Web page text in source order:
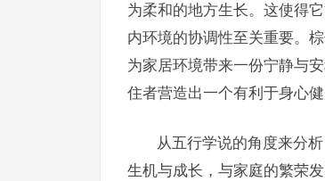
为柔和的地方生长。这使得
内环境的协调性至关重要。
为家居环境带来一份宁静与
住者营造出一个有利于身心
从五行学说的角度来分
生机与成长，与家庭的繁荣